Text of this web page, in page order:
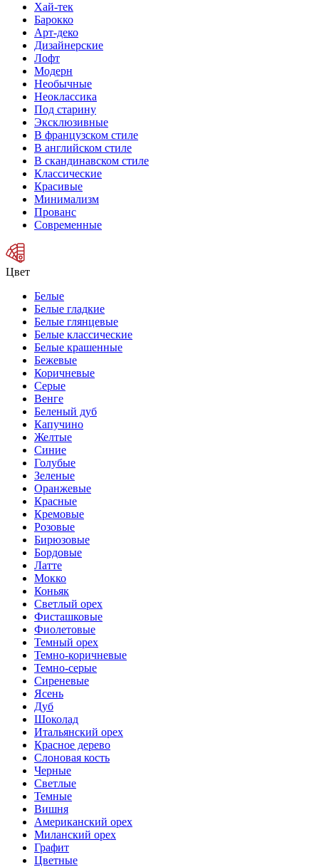
Хай-тек
Барокко
Арт-деко
Дизайнерские
Лофт
Модерн
Необычные
Неоклассика
Под старину
Эксклюзивные
В французском стиле
В английском стиле
В скандинавском стиле
Классические
Красивые
Минимализм
Прованс
Современные
Цвет
Белые
Белые гладкие
Белые глянцевые
Белые классические
Белые крашенные
Бежевые
Коричневые
Серые
Венге
Беленый дуб
Капучино
Желтые
Синие
Голубые
Зеленые
Оранжевые
Красные
Кремовые
Розовые
Бирюзовые
Бордовые
Латте
Мокко
Коньяк
Светлый орех
Фисташковые
Фиолетовые
Темный орех
Темно-коричневые
Темно-серые
Сиреневые
Ясень
Дуб
Шоколад
Итальянский орех
Красное дерево
Слоновая кость
Черные
Светлые
Темные
Вишня
Американский орех
Миланский орех
Графит
Цветные